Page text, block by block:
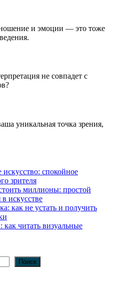
и эмоции — это тоже
не совпадет с
уникальная точка зрения,
спокойное
зрителя
миллионы: простой
искусстве
как не устать и получить
читать визуальные
Поиск